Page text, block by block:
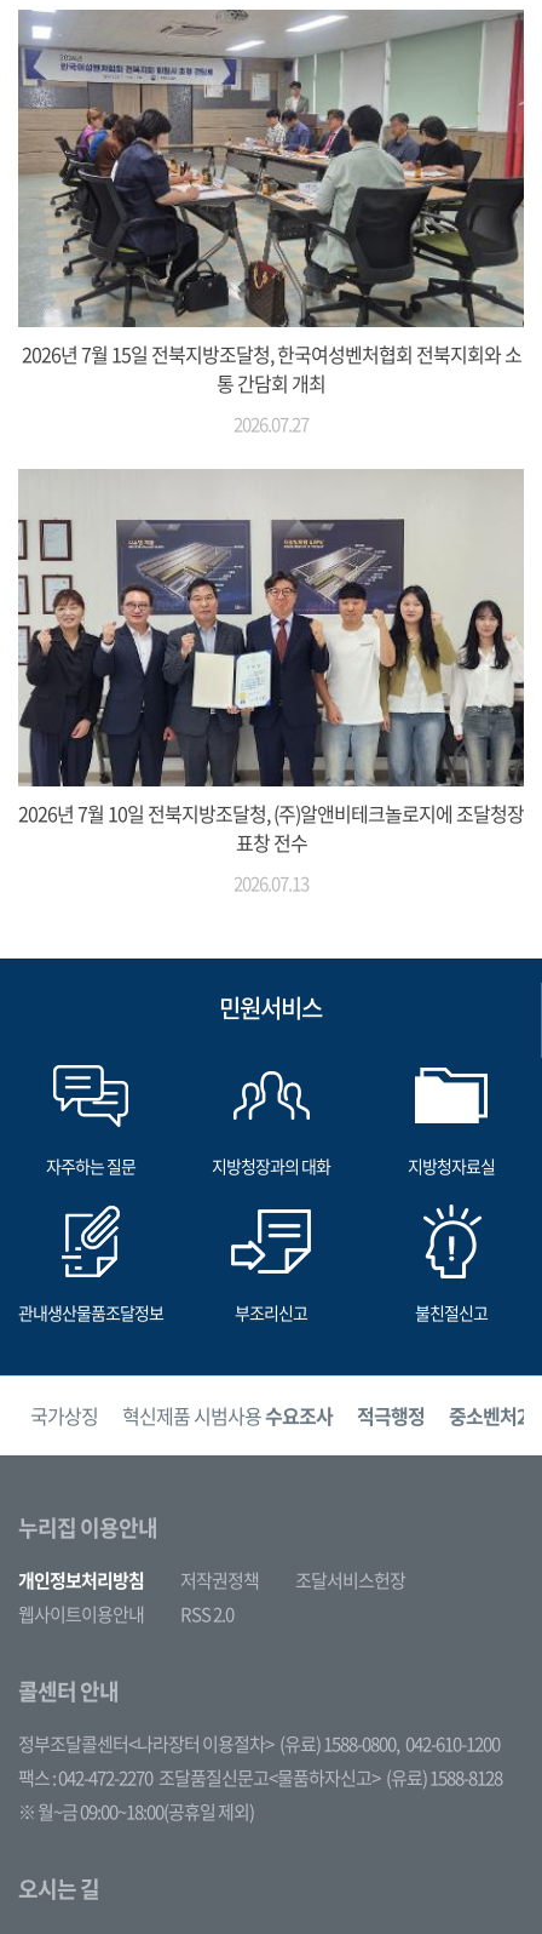
2026년 7월 15일 전북지방조달청, 한국여성벤처협회 전북지회와 소
통 간담회 개최
2026.07.27
2026년 7월 10일 전북지방조달청, (주)알앤비테크놀로지에 조달청장
표창 전수
2026.07.13
민원서비스
자주하는 질문 지방청장과의 대화 지방청자료실
관내생산물품조달정보 부조리신고 불친절신고
국가상징 혁신제품 시범사용수요조사 적극행정 중소벤처24
누리집 이용안내
개인정보처리방침 저작권정책
조달서비스헌장
웹사이트이용안내
RSS 2.0
콜센터 안내
정부조달콜센터<나라장터 이용절차> (유료) 1588-0800, 042-610-1200
팩스 : 042-472-2270 조달품질신문고<물품하자신고> (유료) 1588-8128
※ 월~금 09:00~18:00(공휴일 제외)
오시는 길